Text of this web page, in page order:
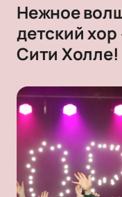
Нежное
детский
Сити Холле!